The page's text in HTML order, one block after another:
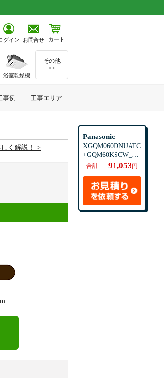
Panasonic
XGQM060DNUATC
+GQM60KSCW_SE
T合計 91,053 円
グイン お問合せ カート
く解説！
浴室乾燥機
その他
>>
事例 工事エリア